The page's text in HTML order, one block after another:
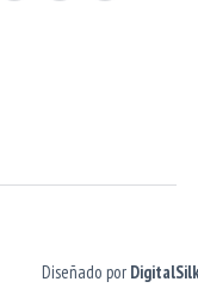
Diseñado por